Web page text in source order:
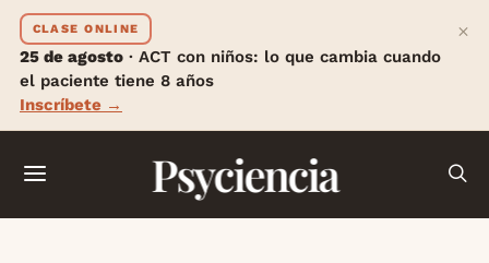
CLASE ONLINE
25 de agosto · ACT con niños: lo que cambia cuando
el paciente tiene 8 años
Inscríbete →
×
Psyciencia